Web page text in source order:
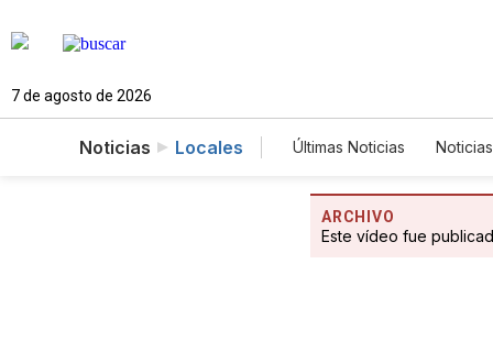
7 de agosto de 2026
Noticias Locales Últimas Noticias
Noticias
ARCHIVO
Este vídeo fue